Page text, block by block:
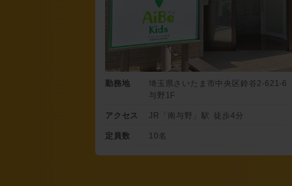
勤務地
埼玉県さいたま市中央区鈴谷2-621-6
与野1F
アクセス JR「南与野」駅 徒歩4分
定員数 10名